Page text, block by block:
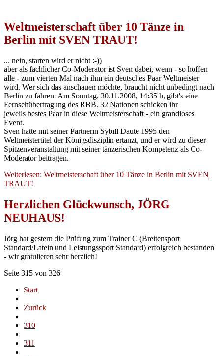
Weltmeisterschaft über 10 Tänze in
Berlin mit SVEN TRAUT!
... nein, starten wird er nicht :-))
aber als fachlicher Co-Moderator ist Sven dabei, wenn - so hoffen
alle - zum vierten Mal nach ihm ein deutsches Paar Weltmeister
wird. Wer sich das anschauen möchte, braucht nicht unbedingt nach
Berlin zu fahren: Am Sonntag, 30.11.2008, 14:35 h, gibt's eine
Fernsehübertragung des RBB. 32 Nationen schicken ihr
jeweils bestes Paar in diese Weltmeisterschaft - ein grandioses
Event.
Sven hatte mit seiner Partnerin Sybill Daute 1995 den
Weltmeistertitel der Königsdisziplin ertanzt, und er wird zu dieser
Spitzenveranstaltung mit seiner tänzerischen Kompetenz als Co-
Moderator beitragen.
Weiterlesen: Weltmeisterschaft über 10 Tänze in Berlin mit SVEN
TRAUT!
Herzlichen Glückwunsch, JÖRG
NEUHAUS!
Jörg hat gestern die Prüfung zum Trainer C (Breitensport
Standard/Latein und Leistungssport Standard) erfolgreich bestanden
- wir gratulieren sehr herzlich!
Seite 315 von 326
Start
Zurück
310
311